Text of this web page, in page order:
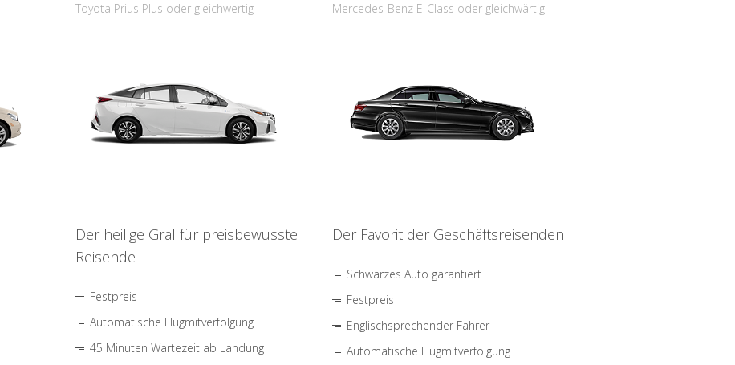
Toyota Prius Plus oder gleichwertig
Der heilige Gral für preisbewusste
Reisende
Festpreis
Automatische Flugmitverfolgung
45 Minuten Wartezeit ab Landung
Mercedes-Benz E-Class oder gleichwärtig
Der Favorit der Geschäftsreisenden
Schwarzes Auto garantiert
Festpreis
Englischsprechender Fahrer
Automatische Flugmitverfolgung